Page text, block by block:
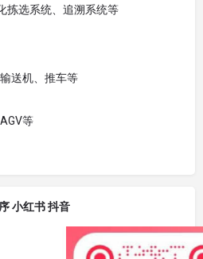
拣选系统、追溯系统等
送机、推车等
等
小红书 抖音